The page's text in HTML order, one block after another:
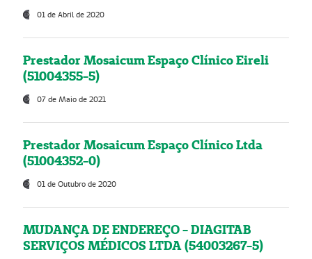
01 de Abril de 2020
Prestador Mosaicum Espaço Clínico Eireli
(51004355-5)
07 de Maio de 2021
Prestador Mosaicum Espaço Clínico Ltda
(51004352-0)
01 de Outubro de 2020
MUDANÇA DE ENDEREÇO - DIAGITAB
SERVIÇOS MÉDICOS LTDA (54003267-5)